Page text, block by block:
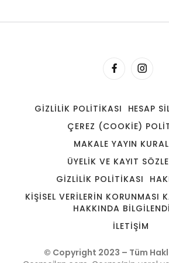
– Hizmet alanı 1
Emlak
Örnek
-İlan örnek alanıdır
-alt kısımdaki buton
GIZLILIK POLITIKASI
HESAP
ÇEREZ (COOKIE)
MAKALE YAYIN
ÜYELIK VE KAYIT
GIZLILIK POLITIKASI
KIŞISEL VERILERIN KORUNMASI
HAKKINDA
İLETIŞIM
© Copyright 2023 – Tüm